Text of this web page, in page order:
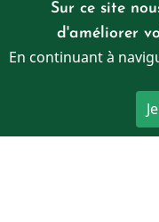
Sur ce site
d'améliorer
En continuant à